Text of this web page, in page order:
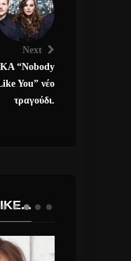
Next
“Nobody
You” νέο
τραγούδι.